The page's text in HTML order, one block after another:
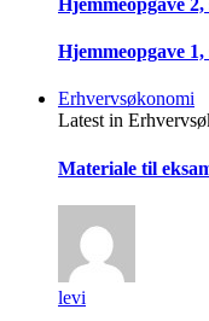
Hjemmeopgave
Erhvervsøkonomi
Latest in
Materiale til
levi